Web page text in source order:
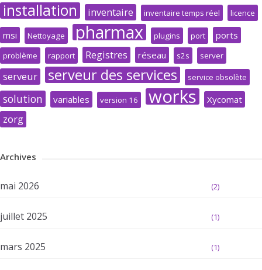
installation inventaire inventaire temps réel licence
msi Nettoyage pharmax plugins port ports
problème rapport Registres réseau s2s server
serveur serveur des services service obsolète
solution variables version 16 works Xycomat
zorg
Archives
mai 2026 (2)
juillet 2025 (1)
mars 2025 (1)